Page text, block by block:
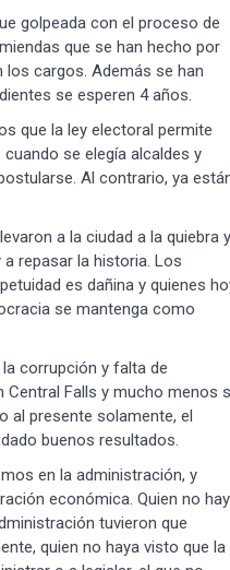
golpeada con el proceso de
que se han hecho por
los cargos. Además se han
se esperen 4 años.
que la ley electoral permite
se elegía alcaldes y
Al contrario, ya
a la ciudad a la quiebra y
repasar la historia. Los
es dañina y quienes
se mantenga como
corrupción y falta de
Central Falls y mucho menos
al presente solamente, el
buenos resultados.
en la administración, y
económica. Quien no
tuvieron que
quien no haya visto que la